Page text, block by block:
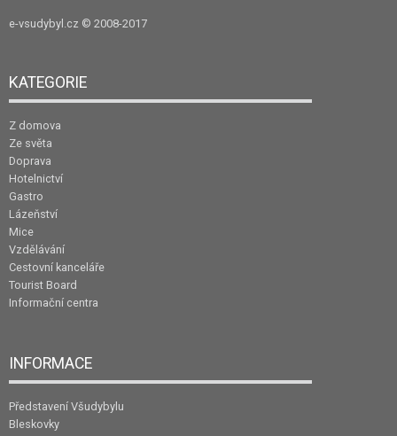
e-vsudybyl.cz © 2008-2017
KATEGORIE
Z domova
Ze světa
Doprava
Hotelnictví
Gastro
Lázeňství
Mice
Vzdělávání
Cestovní kanceláře
Tourist Board
Informační centra
INFORMACE
Představení Všudybylu
Bleskovky